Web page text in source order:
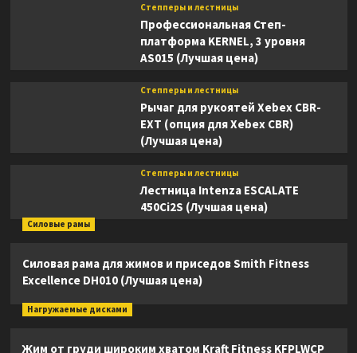
Степперы и лестницы
Профессиональная Степ-
платформа KERNEL, 3 уровня
AS015 (Лучшая цена)
Степперы и лестницы
Рычаг для рукоятей Xebex CBR-
EXT (опция для Xebex CBR)
(Лучшая цена)
Степперы и лестницы
Лестница Intenza ESCALATE
450Ci2S (Лучшая цена)
Силовые рамы
Силовая рама для жимов и приседов Smith Fitness
Excellence DH010 (Лучшая цена)
Нагружаемые дисками
Жим от груди широким хватом Kraft Fitness KFPLWCP